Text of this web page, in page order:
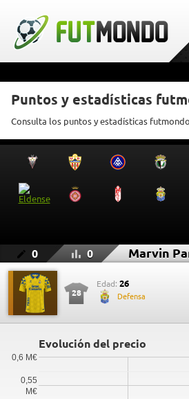
Puntos y estadísticas
Consulta los puntos y estadísticas
0 0 Marvin
28
Edad: 26
Defensa
Evolución del precio
0,55
M€
0,6 M€